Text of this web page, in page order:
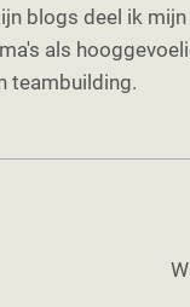
blogs deel ik mijn
als
teambuilding.